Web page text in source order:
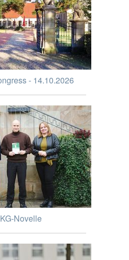
- 14.10.2026
Novelle